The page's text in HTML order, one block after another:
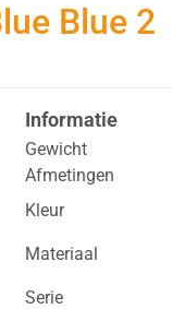
Blue 2
Informatie
Gewicht
Afmetingen
Kleur
Materiaal
Serie